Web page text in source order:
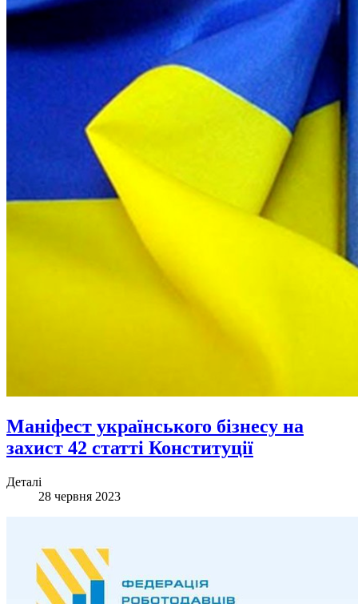
Маніфест українського бізнесу на
захист 42 статті Конституції
Деталі
28 червня 2023